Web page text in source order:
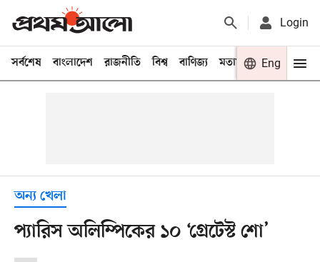
Login
সর্বশেষ বাংলাদেশ রাজনীতি বিশ্ব বাণিজ্য মতামত খেলা
Eng
অন্য খেলা
প্যারিস অলিম্পিকের ১০ ‘গ্রেটেস্ট শো’